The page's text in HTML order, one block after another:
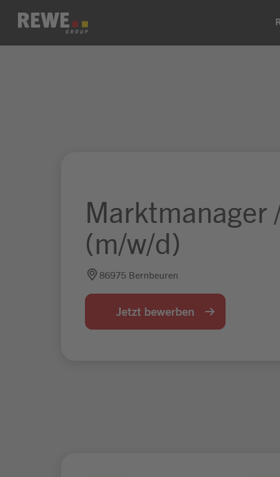
Zum Inhalt springen
Marktmanager
(m/w/d)
86975 Bernbeuren
Jetzt bewerben